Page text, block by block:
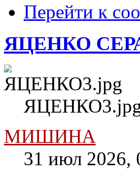
Перейти к
ЯЦЕНКО
ЯЦЕНКО3.jpg
МИШИНА
31 июл 2026,